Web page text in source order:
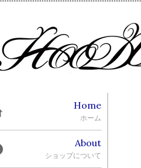
Home
ホーム
About
ショップについて